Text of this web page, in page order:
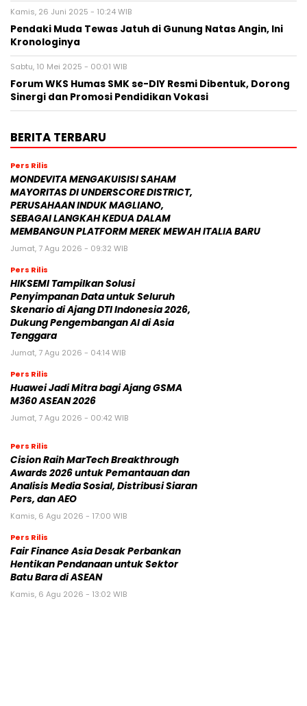
Kamis, 26 Juni 2025 - 10:24 WIB
Pendaki Muda Tewas Jatuh di Gunung Natas Angin, Ini
Kronologinya
Sabtu, 10 Mei 2025 - 00:01 WIB
Forum WKS Humas SMK se-DIY Resmi Dibentuk, Dorong
Sinergi dan Promosi Pendidikan Vokasi
BERITA TERBARU
Pers Rilis
MONDEVITA MENGAKUISISI SAHAM
MAYORITAS DI UNDERSCORE DISTRICT,
PERUSAHAAN INDUK MAGLIANO,
SEBAGAI LANGKAH KEDUA DALAM
MEMBANGUN PLATFORM MEREK MEWAH ITALIA BARU
Jumat, 7 Agu 2026 - 09:32 WIB
Pers Rilis
HIKSEMI Tampilkan Solusi
Penyimpanan Data untuk Seluruh
Skenario di Ajang DTI Indonesia 2026,
Dukung Pengembangan AI di Asia
Tenggara
Jumat, 7 Agu 2026 - 04:14 WIB
Pers Rilis
Huawei Jadi Mitra bagi Ajang GSMA
M360 ASEAN 2026
Jumat, 7 Agu 2026 - 00:42 WIB
Pers Rilis
Cision Raih MarTech Breakthrough
Awards 2026 untuk Pemantauan dan
Analisis Media Sosial, Distribusi Siaran
Pers, dan AEO
Kamis, 6 Agu 2026 - 17:00 WIB
Pers Rilis
Fair Finance Asia Desak Perbankan
Hentikan Pendanaan untuk Sektor
Batu Bara di ASEAN
Kamis, 6 Agu 2026 - 13:02 WIB